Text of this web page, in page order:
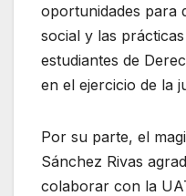
oportunidades para
social y las
estudiantes de
en el ejercicio de la
Por su parte, el
Sánchez Rivas
colaborar con la